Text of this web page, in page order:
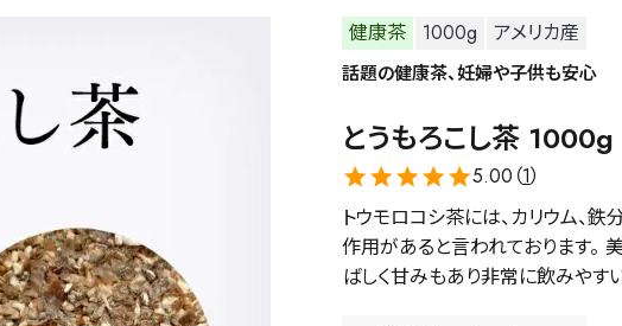
健康茶 1000g アメリカ産
話題の健康茶、妊婦や子供も安心
とうもろこし茶 1000g
5.00（1）
トウモロコシ茶には、カリウム、
作用があると言われております。
ばしく甘みもあり非常に飲みやす